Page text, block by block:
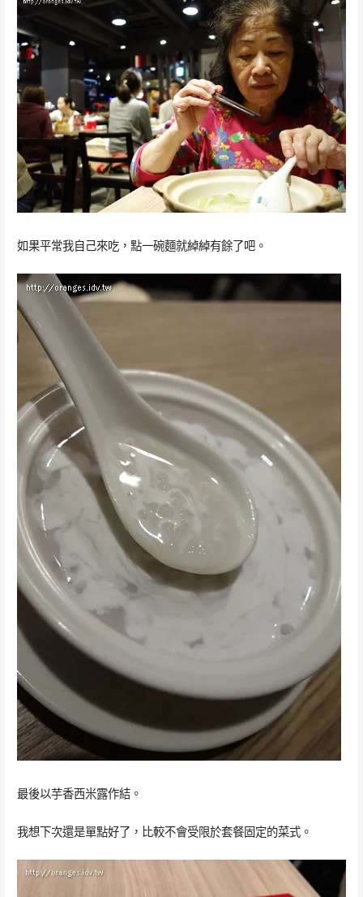
如果平常我自己來吃，點一碗麵就綽綽有餘了吧。
最後以芋香西米露作結。
我想下次還是單點好了，比較不會受限於套餐固定的菜式。